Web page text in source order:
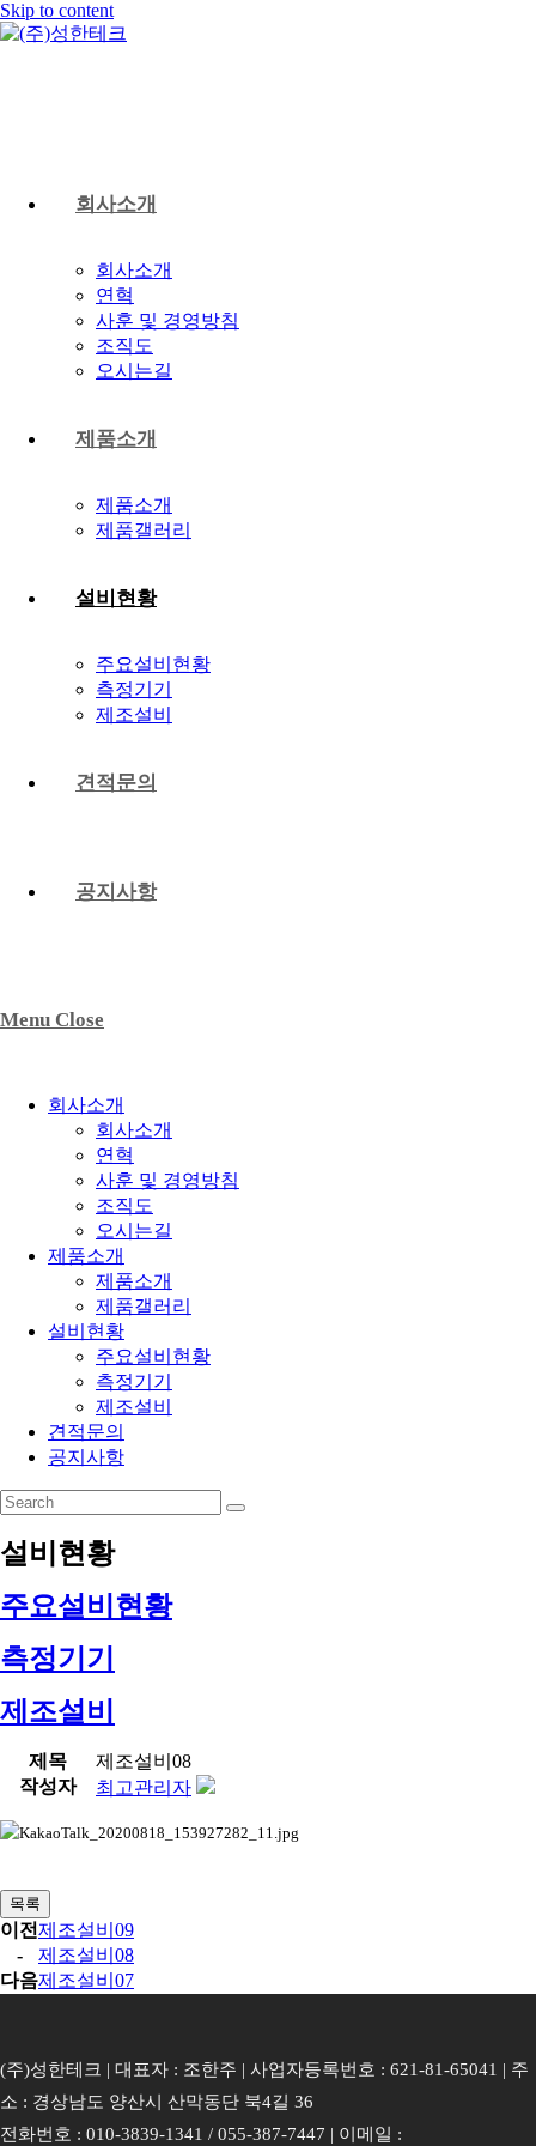
Skip to content
회사소개
회사소개
연혁
사훈 및 경영방침
조직도
오시는길
제품소개
제품소개
제품갤러리
설비현황
주요설비현황
측정기기
제조설비
견적문의
공지사항
Menu Close
회사소개
회사소개
연혁
사훈 및 경영방침
조직도
오시는길
제품소개
제품소개
제품갤러리
설비현황
주요설비현황
측정기기
제조설비
견적문의
공지사항
설비현황
주요설비현황
측정기기
제조설비
제목
제조설비08
작성자
최고관리자
목록
이전제조설비09
-
제조설비08
다음제조설비07
(주)성한테크 | 대표자 : 조한주 | 사업자등록번호 : 621-81-65041 | 주
소 : 경상남도 양산시 산막동단 북4길 36
전화번호 : 010-3839-1341 / 055-387-7447 | 이메일 :